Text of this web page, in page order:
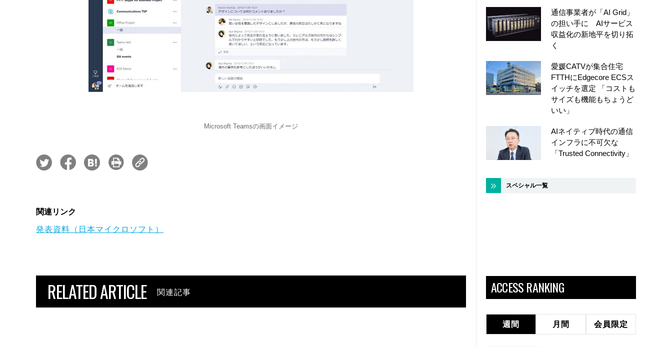
Microsoft Teamsの画面イメージ
関連リンク
発表資料（日本マイクロソフト）
RELATED ARTICLE 関連記事
通信事業者が「AI Grid」
の担い手に AIサービス
収益化の新地平を切り拓
く
愛媛CATVが集合住宅
FTTHにEdgecore ECSス
イッチを選定 「コストも
サイズも機能もちょうど
いい」
AIネイティブ時代の通信
インフラに不可欠な
「Trusted Connectivity」
スペシャル一覧
ACCESS RANKING
週間 月間 会員限定